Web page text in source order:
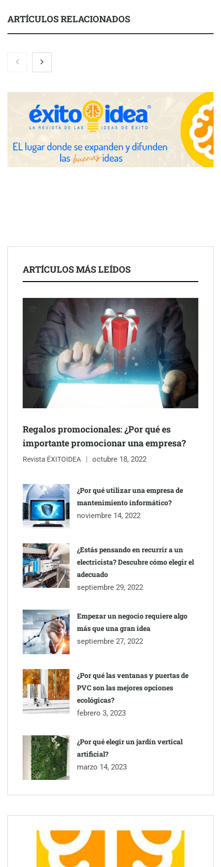
ARTÍCULOS RELACIONADOS
Zoomex mejora su Strategy Center con herramientas
avanzadas para trading estratégico
COMPALISS de LYSOTRIC: cuando un solo producto multiplica
las posibilidades del salón profesional
Fundación Mapfre y CISE lanzan el concurso ‘Talento Sénior’
para impulsar ideas innovadoras creadas por y para mayores
Schaeffler mejora su rentabilidad en el primer semestre de 2026
NOVA: innovación y diseño que transforman espacios de la
mano de Tormo Franquicias
Eagle Waterproofing recomienda revisar la
impermeabilización de las viviendas antes de las vacaciones
ARTÍCULOS MÁS LEÍDOS
Regalos promocionales: ¿Por qué es
importante promocionar una empresa?
Revista ÉXITOIDEA octubre 18, 2022
¿Por qué utilizar una empresa de
mantenimiento informático?
noviembre 14, 2022
¿Estás pensando en recurrir a un
electricista? Descubre cómo elegir el
adecuado
septiembre 29, 2022
Empezar un negocio requiere algo
más que una gran idea
septiembre 27, 2022
¿Por qué las ventanas y puertas de
PVC son las mejores opciones
ecológicas?
febrero 3, 2023
¿Por qué elegir un jardín vertical
artificial?
marzo 14, 2023